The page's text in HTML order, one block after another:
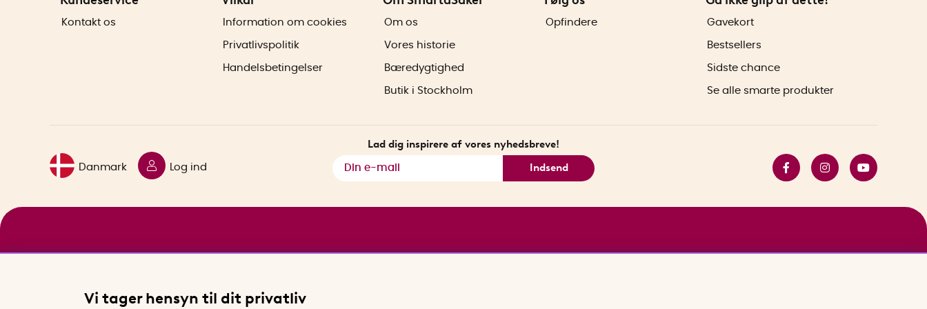
Kontakt os Information om cookies
Privatlivspolitik
Handelsbetingelser
Om os
Vores historie
Bæredygtighed
Butik i Stockholm
Opfindere Gavekort
Bestsellers
Sidste chance
Se alle smarte produkter
Danmark Log ind
Lad dig inspirere af vores nyhedsbreve!
Indsend
Vi tager hensyn til dit privatliv